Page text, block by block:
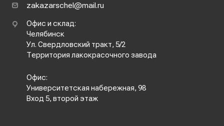
zakazarschel@mail.ru
Офис и склад:
Челябинск
Ул. Свердловский тракт, 5/2
Территория лакокрасочного завода
Офис:
Университетская набережная, 98
Вход 5, второй этаж